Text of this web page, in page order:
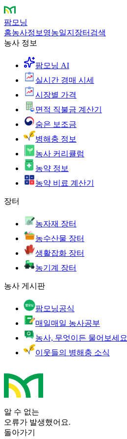
팜모닝
홈농사정보 영농일지 장터 검색
농사 정보
팜모닝 AI
실시간 경매 시세
시장별 가격
면적 직불금 계산기
숨은 보조금
병해충 정보
농사 커리큘럼
농약 정보
농약 비료 계산기
장터
농자재 장터
농수산물 장터
생활잡화 장터
농기계 장터
농사 게시판
팜모닝공식
매일매일 농사공부
농사, 무엇이든 물어보세요
이웃들의 병해충 소식
알 수 없는
오류가 발생했어요.
돌아가기